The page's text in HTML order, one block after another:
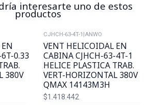
interesarte uno de estos
productos
0.33
380V
CJHCH-63-4T-1 ANWO
VENT HELICOIDAL EN
CABINA CJHCH-63-4T-1
HELICE PLASTICA TRAB.
VERT-HORIZONTAL 380V
QMAX 14143M3H
$1.418.442